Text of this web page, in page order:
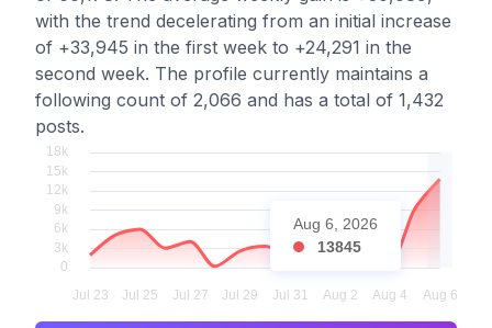
with the trend decelerating from an initial increase
of +33,945 in the first week to +24,291 in the
second week. The profile currently maintains a
following count of 2,066 and has a total of 1,432
posts.
Aug 6, 2026
13845